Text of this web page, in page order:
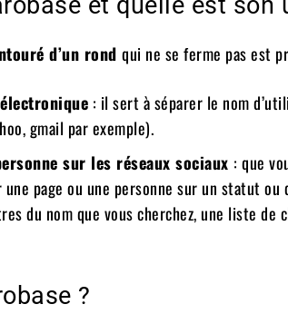
d’un rond qui ne se ferme pas est
: il sert à séparer le nom
gmail par exemple).
sur les réseaux sociaux : que
page ou une personne sur un statut
du nom que vous cherchez, une liste de
?